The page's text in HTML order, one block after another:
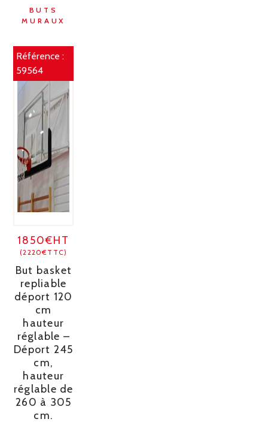
BUTS
MURAUX
Référence :
59564
1850€HT
(2220€TTC)
But basket
repliable
déport 120
cm
hauteur
réglable –
Déport 245
cm,
hauteur
réglable de
260 à 305
cm.